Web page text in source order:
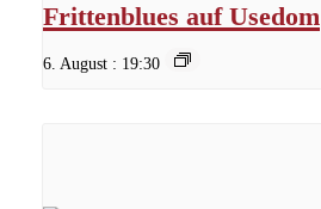
Frittenblues auf Usedom
6. August : 19:30